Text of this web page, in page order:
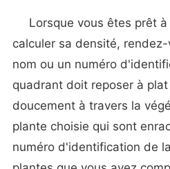
Lorsque vous êtes prêt
calculer sa densité,
nom ou un numéro
quadrant doit reposer à
doucement à travers la
plante choisie qui sont
numéro d'identification de